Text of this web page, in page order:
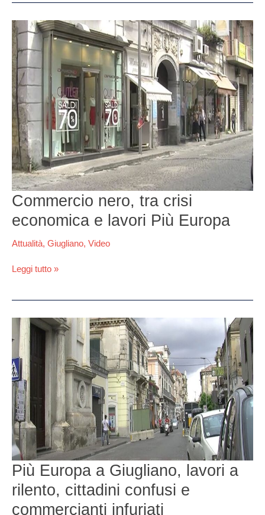
Commercio nero, tra crisi
economica e lavori Più Europa
Attualità, Giugliano, Video
Commercio
nero,
tra
crisi
economica
e
lavori
Più
Europa
Leggi tutto »
Più Europa a Giugliano, lavori a
rilento, cittadini confusi e
commercianti infuriati
Più
Europa
Giugliano,
lavori
a
rilento,
cittadini
confusi
e
commercianti
infuriati